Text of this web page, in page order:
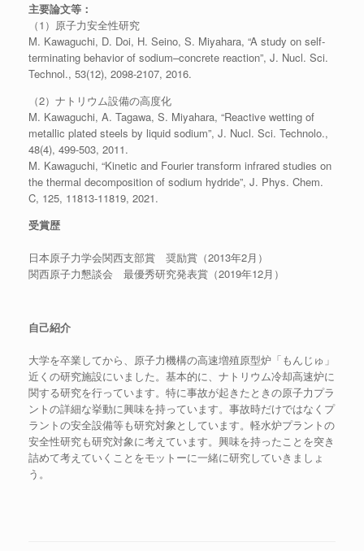
主要論文等：
（1）原子力安全性研究
M. Kawaguchi, D. Doi, H. Seino, S. Miyahara, “A study on self-
terminating behavior of sodium–concrete reaction”, J. Nucl. Sci.
Technol., 53(12), 2098-2107, 2016.
（2）ナトリウム設備の高度化
M. Kawaguchi, A. Tagawa, S. Miyahara, “Reactive wetting of
metallic plated steels by liquid sodium”, J. Nucl. Sci. Technolo.,
48(4), 499-503, 2011.
M. Kawaguchi, “Kinetic and Fourier transform infrared studies on
the thermal decomposition of sodium hydride”, J. Phys. Chem.
C, 125, 11813-11819, 2021.
受賞歴
日本原子力学会関西支部賞 奨励賞（2013年2月）
関西原子力懇談会 最優秀研究発表賞（2019年12月）
自己紹介
大学を卒業してから、原子力機構の高速増殖原型炉「もんじゅ」
近くの研究施設にいました。基本的に、ナトリウム冷却高速炉に
関する研究を行っています。特に事故が起きたときの原子力プラ
ントの詳細な挙動に興味を持っています。事故時だけではなくプ
ラントの安全設備等も研究対象としています。軽水炉プラントの
安全性研究も研究対象に考えています。興味を持ったことを突き
詰めて考えていくことをモットーに一緒に研究していきましょ
う。